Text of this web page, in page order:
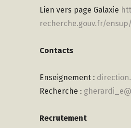
Lien vers page Galaxie
recherche.gouv.fr/ensup/
Contacts
Enseignement :
Recherche :
Recrutement